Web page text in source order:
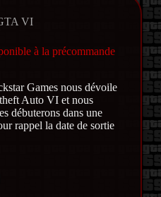
VI
à la précommande
Games nous dévoile
Auto VI et nous
débuterons dans une
rappel la date de sortie